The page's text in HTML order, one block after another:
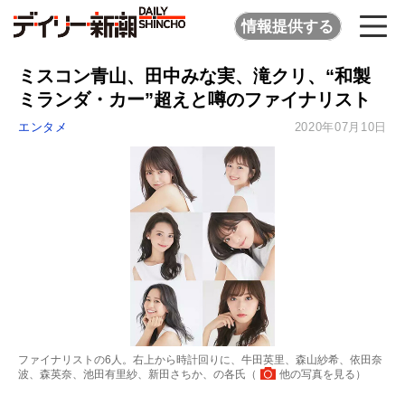
情報提供する
ミスコン青山、田中みな実、滝クリ、“和製
ミランダ・カー”超えと噂のファイナリスト
エンタメ 2020年07月10日
ファイナリストの6人。右上から時計回りに、牛田英里、森山紗希、依田奈
波、森英奈、池田有里紗、新田さちか、の各氏（
他の写真を見る ）